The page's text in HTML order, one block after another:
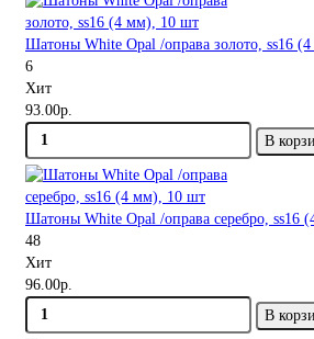
Шатоны White Opal /оправа золото, ss16
6
Хит
93.00р.
В
Шатоны White Opal /оправа серебро, ss16
48
Хит
96.00р.
В